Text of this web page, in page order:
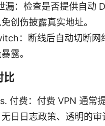
漏：检查是否提供自动
创伤披露真实地址。
：断线后自动切断网
露。
比
付费：付费 VPN 通常
日日志政策、透明的审